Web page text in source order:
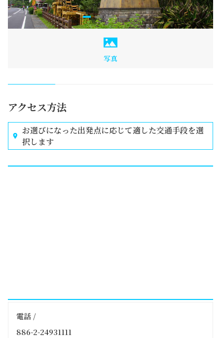
写真
アクセス方法
お選びになった出発点に応じて適した交通手段を選
択します
電話 /
886-2-24931111